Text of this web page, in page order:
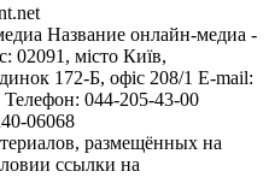
Название онлайн-медиа -
02091, місто Київ,
172-Б, офіс 208/1 E-mail:
Телефон: 044-205-43-00
06068
размещённых на
ссылки на